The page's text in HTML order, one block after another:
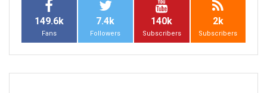
149.6k
Fans
7.4k
Followers
140k
Subscribers
2k
Subscribers